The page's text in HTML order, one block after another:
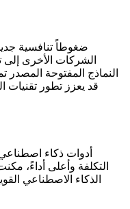
الشركات الأخرى إلى
النماذج المفتوحة المصدر
قد يعزز تطور تقنيات
التكلفة وأعلى أداءً،
الذكاء الاصطناعي